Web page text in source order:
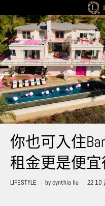
你也可入住
租金更是便
LIFESTYLE bycynthia liu 22 10